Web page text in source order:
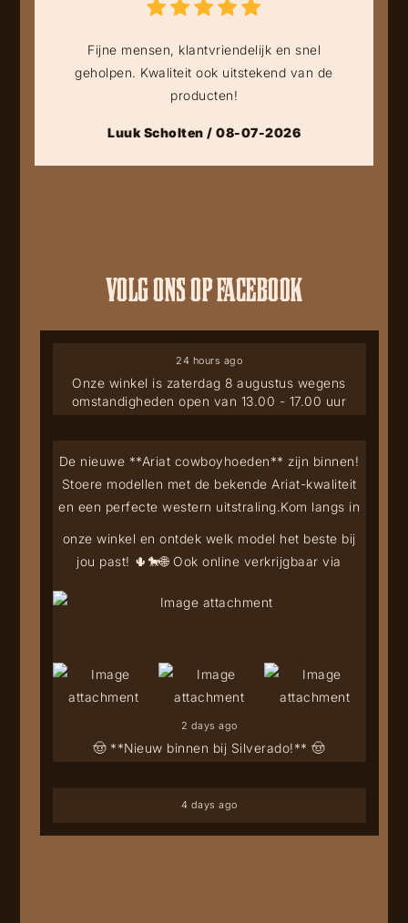
Fijne mensen, klantvriendelijk en snel
geholpen. Kwaliteit ook uitstekend van de
producten!
Luuk Scholten / 08-07-2026
VOLG ONS OP FACEBOOK
Onze winkel is zaterdag 8 augustus wegens
omstandigheden open van 13.00 - 17.00 uur
24 hours ago
🤠 **Nieuw binnen bij Silverado!** 🤠
De nieuwe **Ariat cowboyhoeden** zijn binnen!
Stoere modellen met de bekende Ariat-kwaliteit
en een perfecte western uitstraling.Kom langs in
onze winkel en ontdek welk model het beste bij
jou past! 🌵🐎🌐 Ook online verkrijgbaar via
2 days ago
4 days ago